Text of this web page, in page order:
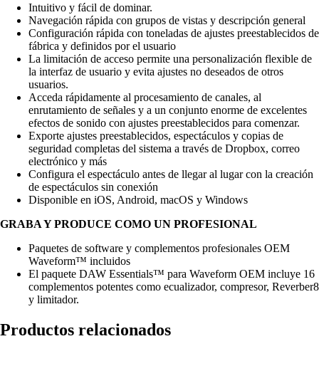
Intuitivo y fácil de dominar.
Navegación rápida con grupos de vistas y descripción general
Configuración rápida con toneladas de ajustes preestablecidos de
fábrica y definidos por el usuario
La limitación de acceso permite una personalización flexible de
la interfaz de usuario y evita ajustes no deseados de otros
usuarios.
Acceda rápidamente al procesamiento de canales, al
enrutamiento de señales y a un conjunto enorme de excelentes
efectos de sonido con ajustes preestablecidos para comenzar.
Exporte ajustes preestablecidos, espectáculos y copias de
seguridad completas del sistema a través de Dropbox, correo
electrónico y más
Configura el espectáculo antes de llegar al lugar con la creación
de espectáculos sin conexión
Disponible en iOS, Android, macOS y Windows
GRABA Y PRODUCE COMO UN PROFESIONAL
Paquetes de software y complementos profesionales OEM
Waveform™ incluidos
El paquete DAW Essentials™ para Waveform OEM incluye 16
complementos potentes como ecualizador, compresor, Reverber8
y limitador.
Productos relacionados